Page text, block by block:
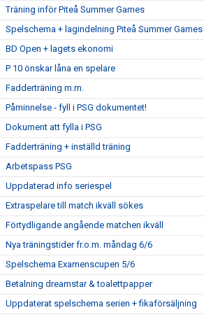
Träning inför Piteå Summer Games
Spelschema + lagindelning Piteå Summer Games
BD Open + lagets ekonomi
P 10 önskar låna en spelare
Fadderträning m.m.
Påminnelse - fyll i PSG dokumentet!
Dokument att fylla i PSG
Fadderträning + inställd träning
Arbetspass PSG
Uppdaterad info seriespel
Extraspelare till match ikväll sökes
Förtydligande angående matchen ikväll
Nya träningstider fr.o.m. måndag 6/6
Spelschema Examenscupen 5/6
Betalning dreamstar & toalettpapper
Uppdaterat spelschema serien + fikaförsäljning